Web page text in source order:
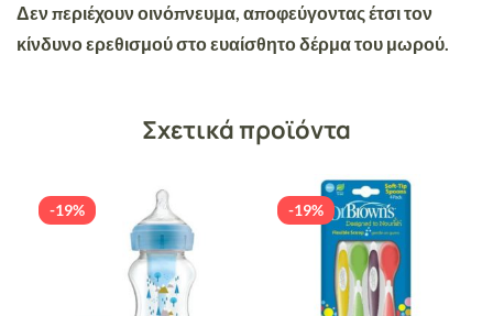
Δεν περιέχουν οινόπνευμα, αποφεύγοντας έτσι τον
κίνδυνο ερεθισμού στο ευαίσθητο δέρμα του μωρού.
Σχετικά προϊόντα
-19% -19%